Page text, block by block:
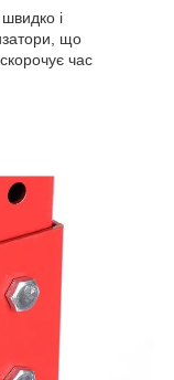
швидко і
що
час